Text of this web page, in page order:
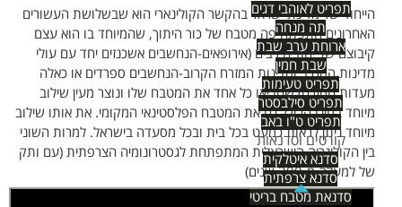
תפריט לאוהבי דגים
תה מנחה
ארוחת ערב שבת
שבת חמין
תפריט טעימות
תפריט סילבסטר
תפריט ט"ו באב
קורסים וסדנאות
סדנא איטלקית
סדנא צרפתית
סדנאת מטבח בריטי
הייחוד של מדינת ישראל בהקשר הקולינארי הוא שבשלושת העשורים
האחרונים התפתח פה מטבח של כור היתוך, שהמיוחד בו הוא עצם
קיבוצם של יהודים רבים (אירופאים-הנחשבים אשכנזים יחד עם עולי
מדינות המגרב ומדינות המזרח הקרוב-הנחשבים ספרדים או כאלה
מעדות המזרח) שהביאו כל אחד את המטבח שלו ונוצר מעין שילוב
מיוחד במינו הכולל גם את המטבח הפלסטינאי המקומי. את אותו שילוב
מיוחד ניתן לראות כמעט בכל בית ובכל מסעדה בישראל. למרות השוני
בין הקולינריה הישראלית המתפתחת לגסטרונומיה הצרפתית (עם ותק
של למעלה מ-200 שנים)